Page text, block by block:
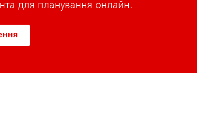
для планування онлайн.